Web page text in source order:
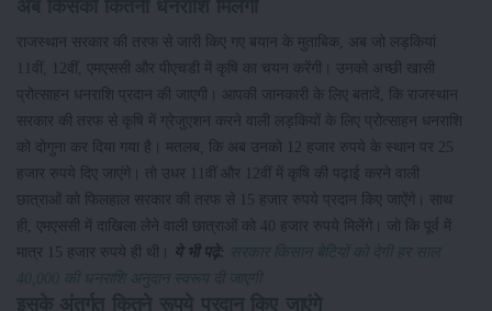
राजस्थान सरकार की तरफ से जारी किए गए बयान के मुताबिक, अब जो लड़कियां
11वीं, 12वीं, एमएससी और पीएचडी में कृषि का चयन करेंगी। उनको अच्छी खासी
प्रोत्साहन धनराशि प्रदान की जाएगी। आपकी जानकारी के लिए बतादें, कि राजस्थान
सरकार की तरफ से कृषि में ग्रेजुएशन करने वाली लड़कियों के लिए प्रोत्साहन धनराशि
को दोगुना कर दिया गया है। मतलब, कि अब उनको 12 हजार रुपये के स्थान पर 25
हजार रुपये दिए जाएंगे। तो उधर 11वीं और 12वीं में कृषि की पढ़ाई करने वाली
छात्राओं को फिलहाल सरकार की तरफ से 15 हजार रुपये प्रदान किए जाऐंगे। साथ
ही, एमएससी में दाखिला लेने वाली छात्राओं को 40 हजार रुपये मिलेंगे। जो कि पूर्व में
मात्र 15 हजार रुपये ही थी।
ये भी पढ़े: सरकार किसान बेटियों को देगी हर साल
40,000 की धनराशि अनुदान स्वरूप दी जाएगी